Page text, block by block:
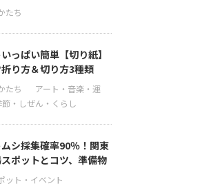
っぱい簡単【切り紙】
り方＆切り方3種類
シ採集確率90％！関東
ポットとコツ、準備物